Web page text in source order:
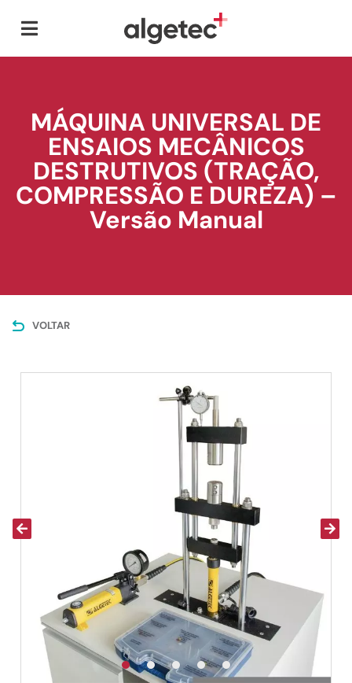
MÁQUINA UNIVERSAL DE
ENSAIOS MECÂNICOS
DESTRUTIVOS (TRAÇÃO,
COMPRESSÃO E DUREZA) –
Versão Manual
VOLTAR